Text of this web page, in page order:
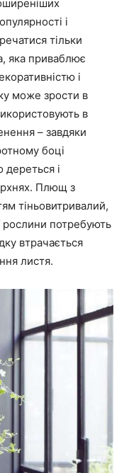
і
тільки
яка приваблює
і
може зрости в
в
– завдяки
боці
і
Плющ з
тіньовитривалий,
рослини потребують
втрачається
листя.